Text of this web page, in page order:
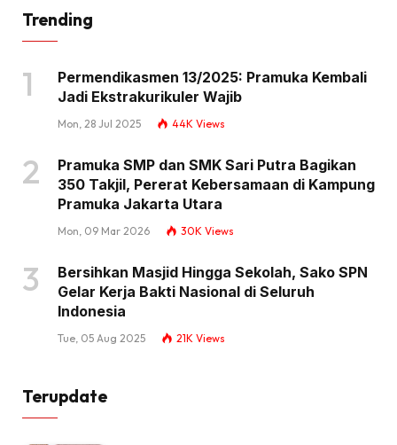
Trending
Permendikasmen 13/2025: Pramuka Kembali
Jadi Ekstrakurikuler Wajib
Mon, 28 Jul 2025 44K Views
Pramuka SMP dan SMK Sari Putra Bagikan
350 Takjil, Pererat Kebersamaan di Kampung
Pramuka Jakarta Utara
Mon, 09 Mar 2026 30K Views
Bersihkan Masjid Hingga Sekolah, Sako SPN
Gelar Kerja Bakti Nasional di Seluruh
Indonesia
Tue, 05 Aug 2025 21K Views
Terupdate